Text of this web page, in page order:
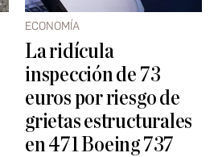
ECONOMÍA
La ridícula
inspección de 73
euros por riesgo de
grietas estructurales
en 471 Boeing 737